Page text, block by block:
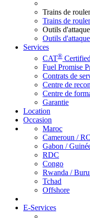
Trains de
Trains de
Outils
Outils
Services
CAT®
Fuel Promise
Contrats de
Centre de
Centre de
Garantie
Location
Occasion
Maroc
Cameroun /
Gabon /
RDC
Congo
Rwanda /
Tchad
Offshore
E-Services